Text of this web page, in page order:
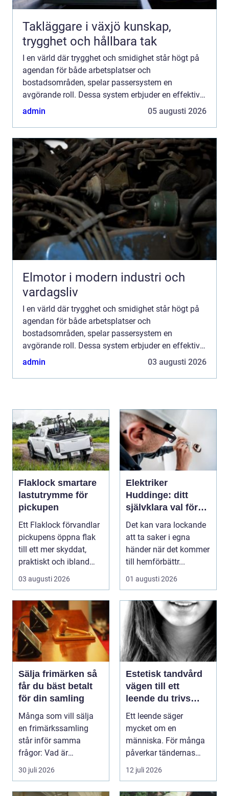
Takläggare i växjö kunskap,
trygghet och hållbara tak
I en värld där trygghet och smidighet står högt på
agendan för både arbetsplatser och
bostadsområden, spelar passersystem en
avgörande roll. Dessa system erbjuder en effektiv
och säker metod f&oum...
admin 05 augusti 2026
Elmotor i modern industri och
vardagsliv
I en värld där trygghet och smidighet står högt på
agendan för både arbetsplatser och
bostadsområden, spelar passersystem en
avgörande roll. Dessa system erbjuder en effektiv
och säker metod f&oum...
admin 03 augusti 2026
Flaklock smartare
lastutrymme för
pickupen
Ett Flaklock förvandlar
pickupens öppna flak
till ett mer skyddat,
praktiskt och ibland
också mer br...
03 augusti 2026
Elektriker
Huddinge: ditt
självklara val för
säker elinstallation
Det kan vara lockande
att ta saker i egna
händer när det kommer
till hemförbättr...
01 augusti 2026
Sälja frimärken så
får du bäst betalt
för din samling
Många som vill sälja
en frimärkssamling
står inför samma
frågor: Vad är
samlingen värd? Var
vänder m...
30 juli 2026
Estetisk tandvård
vägen till ett
leende du trivs
med
Ett leende säger
mycket om en
människa. För många
påverkar tändernas
utseende både
självförtroendet ...
12 juli 2026